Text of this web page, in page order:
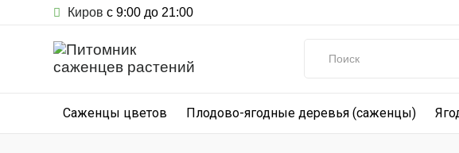
Киров с 9:00 до 21:00
Саженцы цветов Плодово-ягодные деревья (саженцы)